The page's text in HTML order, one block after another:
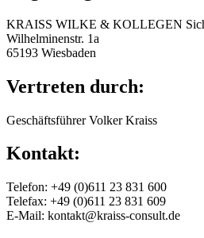
KRAISS WILKE & KOLLEGEN
Wilhelminenstr. 1a
65193 Wiesbaden
Vertreten durch:
Geschäftsführer Volker Kraiss
Kontakt:
Telefon: +49 (0)611 23 831 600
Telefax: +49 (0)611 23 831 609
E-Mail: kontakt@kraiss-consult.de